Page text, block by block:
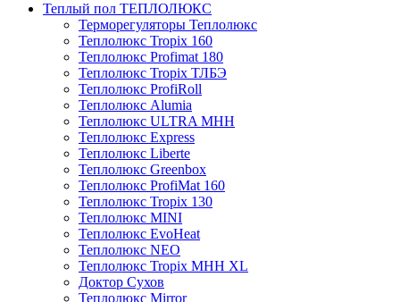
Теплый пол ТЕПЛОЛЮКС
Терморегуляторы Теплолюкс
Теплолюкс Tropix 160
Теплолюкс Profimat 180
Теплолюкс Tropix ТЛБЭ
Теплолюкс ProfiRoll
Теплолюкс Alumia
Теплолюкс ULTRA МНН
Теплолюкс Express
Теплолюкс Liberte
Теплолюкс Greenbox
Теплолюкс ProfiMat 160
Теплолюкс Tropix 130
Теплолюкс MINI
Теплолюкс EvoHeat
Теплолюкс NEO
Теплолюкс Tropix МНН XL
Доктор Сухов
Теплолюкс Mirror